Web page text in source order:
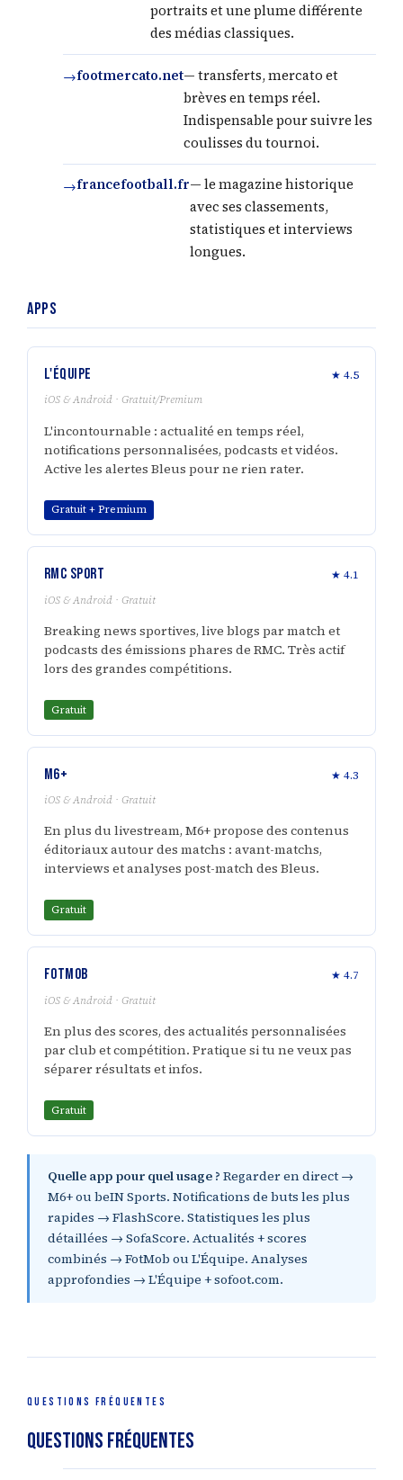
portraits et une plume différente
des médias classiques.
footmercato.net— transferts, mercato et
brèves en temps réel.
Indispensable pour suivre les
coulisses du tournoi.
francefootball.fr— le magazine historique
avec ses classements,
statistiques et interviews
longues.
Apps
L'Équipe ★ 4.5
iOS & Android · Gratuit/Premium
L'incontournable : actualité en temps réel,
notifications personnalisées, podcasts et vidéos.
Active les alertes Bleus pour ne rien rater.
Gratuit + Premium
RMC Sport ★ 4.1
iOS & Android · Gratuit
Breaking news sportives, live blogs par match et
podcasts des émissions phares de RMC. Très actif
lors des grandes compétitions.
Gratuit
M6+ ★ 4.3
iOS & Android · Gratuit
En plus du livestream, M6+ propose des contenus
éditoriaux autour des matchs : avant-matchs,
interviews et analyses post-match des Bleus.
Gratuit
FotMob ★ 4.7
iOS & Android · Gratuit
En plus des scores, des actualités personnalisées
par club et compétition. Pratique si tu ne veux pas
séparer résultats et infos.
Gratuit
Quelle app pour quel usage ? Regarder en direct →
M6+ ou beIN Sports. Notifications de buts les plus
rapides → FlashScore. Statistiques les plus
détaillées → SofaScore. Actualités + scores
combinés → FotMob ou L'Équipe. Analyses
approfondies → L'Équipe + sofoot.com.
QUESTIONS FRÉQUENTES
Questions fréquentes